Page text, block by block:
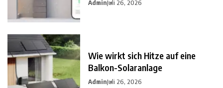
AdminJuli 26, 2026
Wie wirkt sich Hitze auf eine
Balkon-Solaranlage
AdminJuli 26, 2026